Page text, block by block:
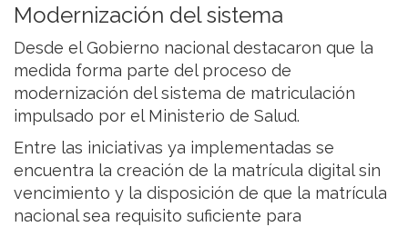
Modernización del sistema
Desde el Gobierno nacional destacaron que la
medida forma parte del proceso de
modernización del sistema de matriculación
impulsado por el Ministerio de Salud.
Entre las iniciativas ya implementadas se
encuentra la creación de la matrícula digital sin
vencimiento y la disposición de que la matrícula
nacional sea requisito suficiente para